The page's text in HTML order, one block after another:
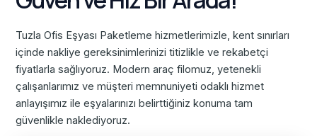
Tuzla Ofis Eşyası Paketleme hizmetlerimizle, kent sınırları
içinde nakliye gereksinimlerinizi titizlikle ve rekabetçi
fiyatlarla sağlıyoruz. Modern araç filomuz, yetenekli
çalışanlarımız ve müşteri memnuniyeti odaklı hizmet
anlayışımız ile eşyalarınızı belirttiğiniz konuma tam
güvenlikle naklediyoruz.